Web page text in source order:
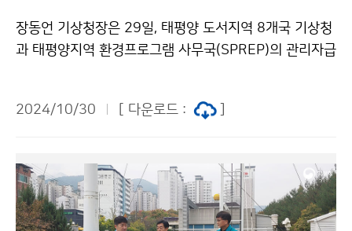
장동언 기상청장은 29일, 태평양 도서지역 8개국 기상청
과 태평양지역 환경프로그램 사무국(SPREP)의 관리자급
28일(월)부터 11월 1일(금)까지 기상청 서울청사에서 운
2024/10/30 [ 다운로드 :